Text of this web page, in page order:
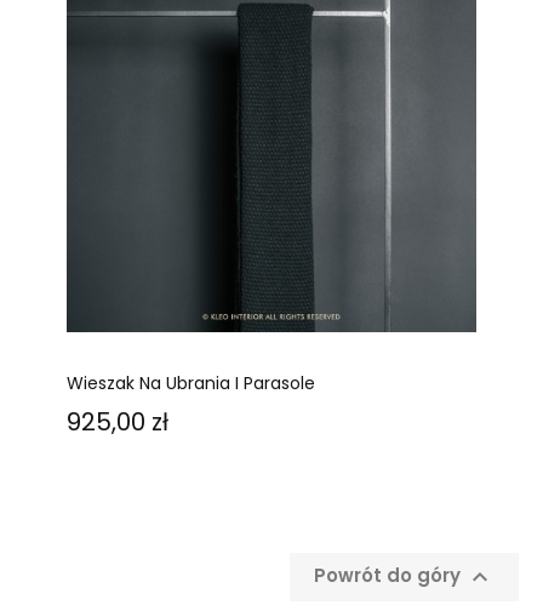
Wieszak Na Ubrania I Parasole
Cena
925,00 zł
Powrót do góry 